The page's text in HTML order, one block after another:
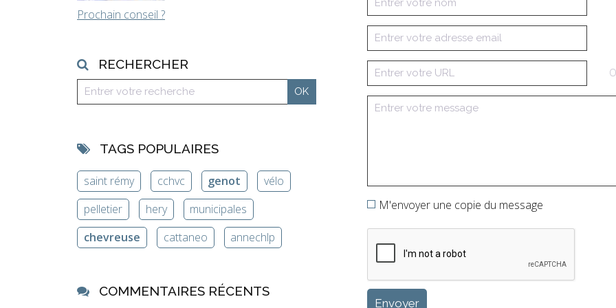
Prochain conseil ?
RECHERCHER
TAGS POPULAIRES
saint rémy cchvc genot
vélo
pelletier
hery
municipales
chevreuse
cattaneo annechlp
COMMENTAIRES RÉCENTS
M'envoyer une copie du message